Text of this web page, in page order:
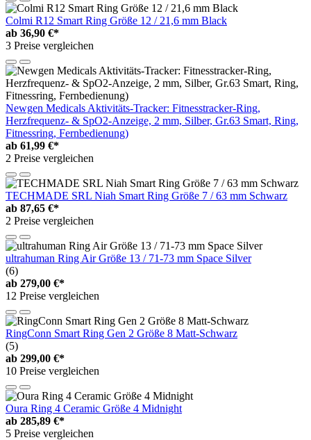
Colmi R12 Smart Ring Größe 12 / 21,6 mm Black
ab 36,90 €*
3 Preise vergleichen
Newgen Medicals Aktivitäts-Tracker: Fitnesstracker-Ring,
Herzfrequenz- & SpO2-Anzeige, 2 mm, Silber, Gr.63 Smart, Ring,
Fitnessring, Fernbedienung)
ab 61,99 €*
2 Preise vergleichen
TECHMADE SRL Niah Smart Ring Größe 7 / 63 mm Schwarz
ab 87,65 €*
2 Preise vergleichen
ultrahuman Ring Air Größe 13 / 71-73 mm Space Silver
(6)
ab 279,00 €*
12 Preise vergleichen
RingConn Smart Ring Gen 2 Größe 8 Matt-Schwarz
(5)
ab 299,00 €*
10 Preise vergleichen
Oura Ring 4 Ceramic Größe 4 Midnight
ab 285,89 €*
5 Preise vergleichen